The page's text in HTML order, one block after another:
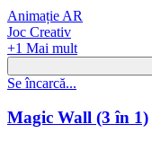
Animație AR
Joc Creativ
+1 Mai mult
Se încarcă...
Magic Wall (3 în 1)